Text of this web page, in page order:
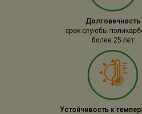
Долговечность
срок слуюбы
более 25 лет
Устойчивость к